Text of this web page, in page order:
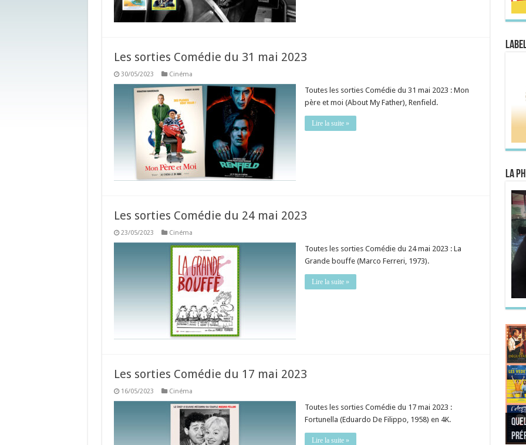
Les sorties Comédie du 31 mai 2023
30/05/2023 Cinéma
Toutes les sorties Comédie du 31 mai 2023 : Mon
père et moi (About My Father), Renfield.
Lire la suite »
Les sorties Comédie du 24 mai 2023
23/05/2023 Cinéma
Toutes les sorties Comédie du 24 mai 2023 : La
Grande bouffe (Marco Ferreri, 1973).
Lire la suite »
Les sorties Comédie du 17 mai 2023
16/05/2023 Cinéma
Toutes les sorties Comédie du 17 mai 2023 :
Fortunella (Eduardo De Filippo, 1958) en 4K.
Lire la suite »
La